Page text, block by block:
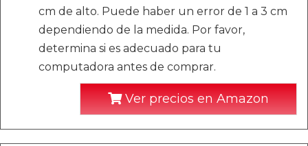
cm de alto. Puede haber un error de 1 a 3 cm
dependiendo de la medida. Por favor,
determina si es adecuado para tu
computadora antes de comprar.
Ver precios en Amazon